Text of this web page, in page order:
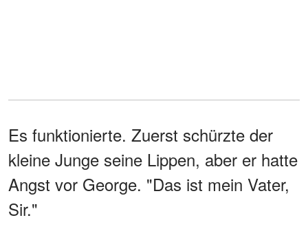
Es funktionierte. Zuerst schürzte der
kleine Junge seine Lippen, aber er hatte
Angst vor George. "Das ist mein Vater,
Sir."